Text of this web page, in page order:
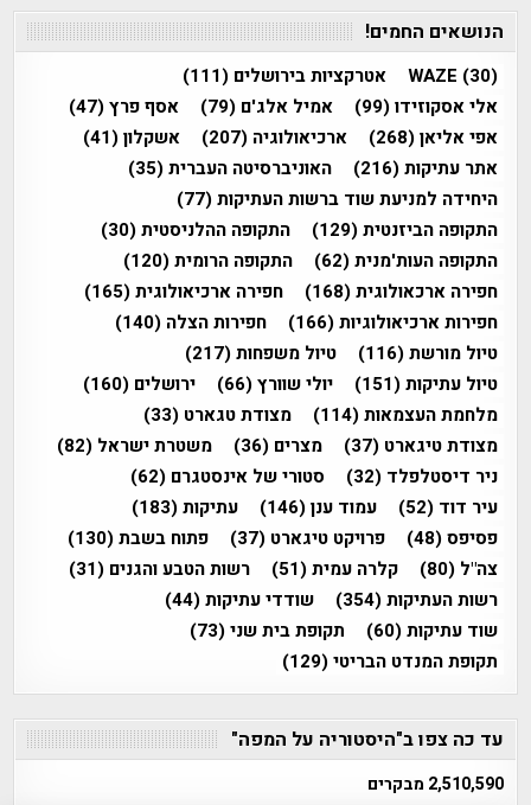
הנושאים החמים!
WAZE (30) אטרקציות בירושלים (111)
אלי אסקוזידו(99) אמיל אלג'ם (79) אסף פרץ(47)
אפי אליאן(268) ארכיאולוגיה (207) אשקלון(41)
אתר עתיקות(216) האוניברסיטה העברית(35)
היחידה למניעת שוד ברשות העתיקות(77)
התקופה הביזנטית(129) התקופה ההלניסטית(30)
התקופה העות'מנית(62) התקופה הרומית(120)
חפירה ארכאולוגית(168) חפירה ארכיאולוגית(165)
חפירות ארכיאולוגיות(166) חפירות הצלה (140)
טיול מורשת(116) טיול משפחות(217)
טיול עתיקות(151) יולי שוורץ(66) ירושלים (160)
מלחמת העצמאות(114) מצודת טגארט (33)
מצודת טיגארט (37) מצרים (36) משטרת ישראל (82)
ניר דיסטלפלד (32) סטורי של אינסטגרם (62)
עיר דוד (52) עמוד ענן(146) עתיקות(183)
פסיפס(48) פרויקט טיגארט (37) פתוח בשבת(130)
צה"ל (80) קלרה עמית(51) רשות הטבע והגנים (31)
רשות העתיקות(354) שודדי עתיקות(44)
שוד עתיקות(60) תקופת בית שני(73)
תקופת המנדט הבריטי(129)
עד כה צפו ב"היסטוריה על המפה"
2,510,590 מבקרים